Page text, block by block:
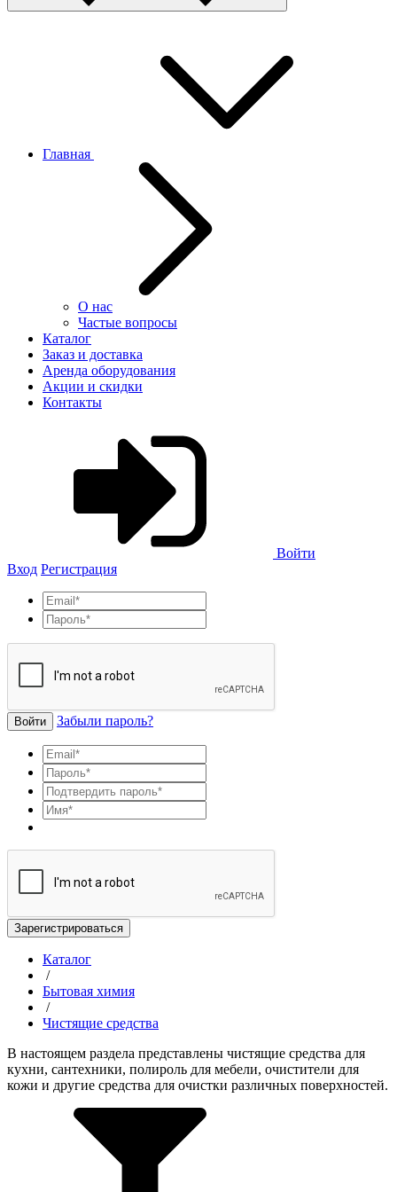
Главная
О нас
Частые вопросы
Каталог
Заказ и доставка
Аренда оборудования
Акции и скидки
Контакты
Войти
Вход Регистрация
Войти Забыли пароль?
Зарегистрироваться
Каталог
/
Бытовая химия
/
Чистящие средства
В настоящем раздела представлены чистящие средства для
кухни, сантехники, полироль для мебели, очистители для
кожи и другие средства для очистки различных поверхностей.